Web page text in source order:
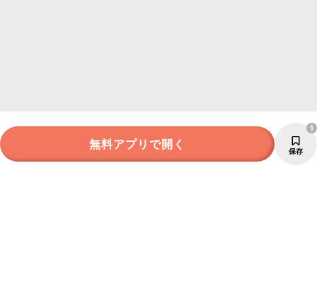
無料アプリで開く 保存
1